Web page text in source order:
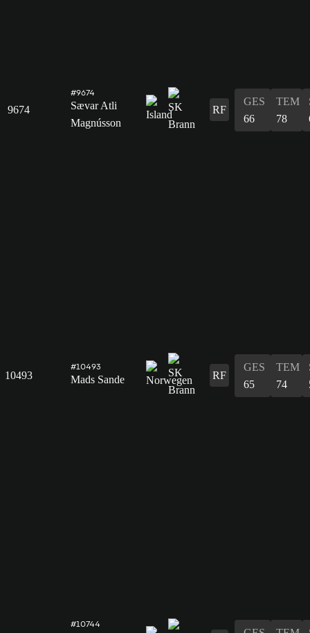
9674
#9674
Sævar Atli
Magnússon
RF
GES
66
TEM
78
10493
#10493
Mads Sande RF
GES
65
TEM
74
#10744